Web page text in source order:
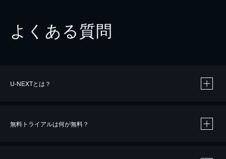
よくある質問
U-NEXTとは？
無料トライアルは何が無料？